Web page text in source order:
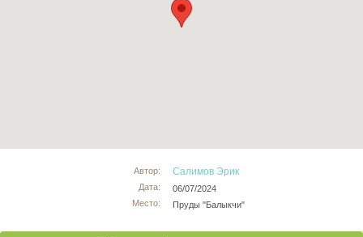
Автор:
Дата:
Место:
Салимов Эрик
06/07/2024
Пруды "Балыкчи"